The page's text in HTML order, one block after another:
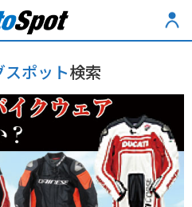
ポット検索